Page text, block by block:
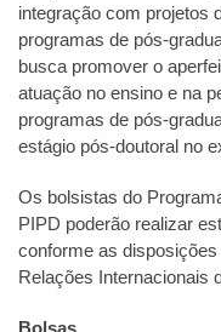
integração com projetos
programas de pós-
busca promover o
atuação no ensino e na
programas de pós-
estágio pós-doutoral no
Os bolsistas do
PIPD poderão realizar
conforme as
Relações Internacionais
Bolsas